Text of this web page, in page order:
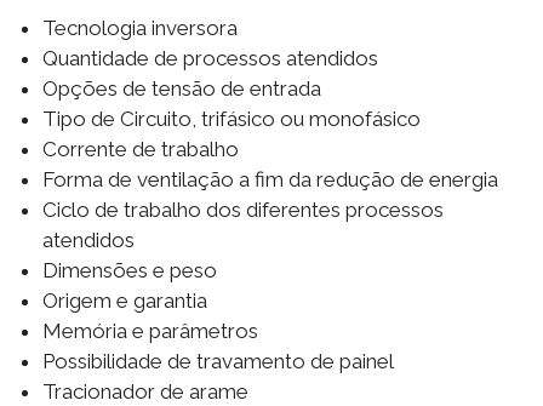
Tecnologia inversora
Quantidade de processos atendidos
Opções de tensão de entrada
Tipo de Circuito, trifásico ou monofásico
Corrente de trabalho
Forma de ventilação a fim da redução de energia
Ciclo de trabalho dos diferentes processos
atendidos
Dimensões e peso
Origem e garantia
Memória e parâmetros
Possibilidade de travamento de painel
Tracionador de arame